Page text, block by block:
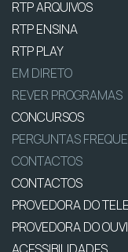
RTP ARQUIVOS
RTP ENSINA
RTP PLAY
EM DIRETO
REVER PROGRAMAS
CONCURSOS
PERGUNTAS
CONTACTOS
CONTACTOS
PROVEDORA DO
PROVEDORA DO